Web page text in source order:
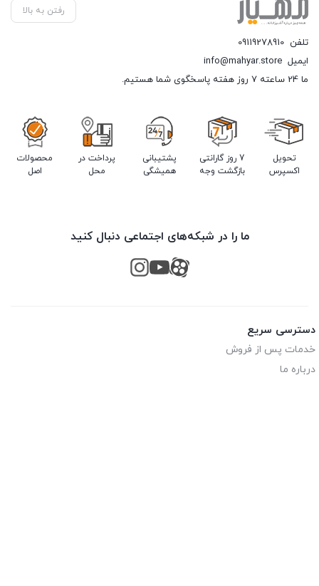
رفتن به بالا
تلفن 09119278910
ایمیل info@mahyar.store
ما 24 ساعته 7 روز هفته پاسخگوی شما هستیم.
تحویل
اکسپرس
7 روز گارانتی
بازگشت وجه
پشتیبانی
همیشگی
پرداخت در
محل
محصولات
اصل
ما را در شبکه‌های اجتماعی دنبال کنید
دسترسی سریع
خدمات پس از فروش
درباره ما